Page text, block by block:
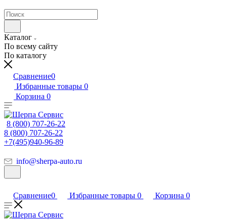
Каталог
По всему сайту
По каталогу
Сравнение0
Избранные товары 0
Корзина 0
8 (800) 707-26-22
8 (800) 707-26-22
+7(495)940-96-89
info@sherpa-auto.ru
Сравнение0 Избранные товары 0 Корзина 0